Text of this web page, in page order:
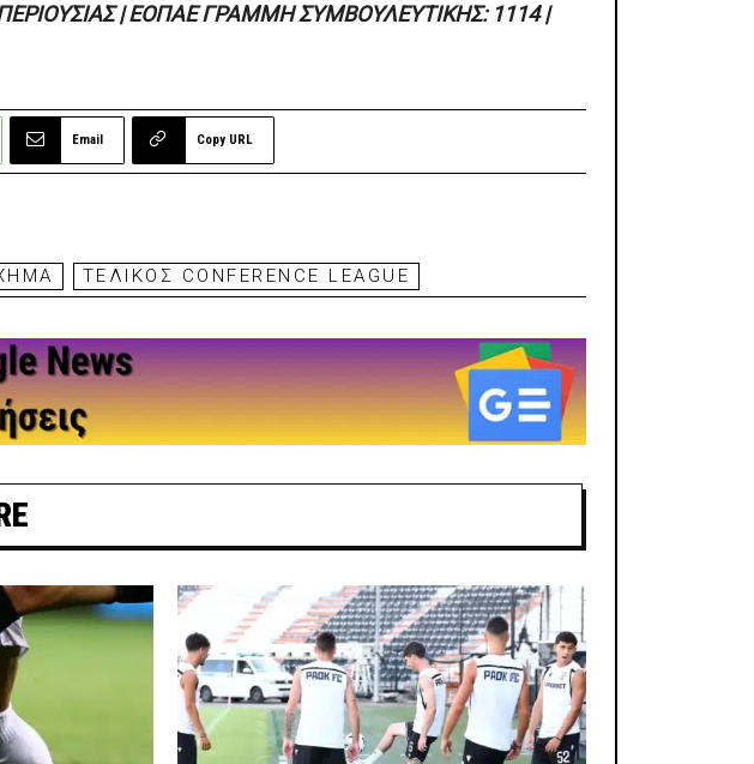
| ΕΟΠΑΕ ΓΡΑΜΜΗ ΣΥΜΒΟΥΛΕΥΤΙΚΗΣ: 1114 |
Email Copy URL
ΤΕΛΙΚΌΣ CONFERENCE LEAGUE